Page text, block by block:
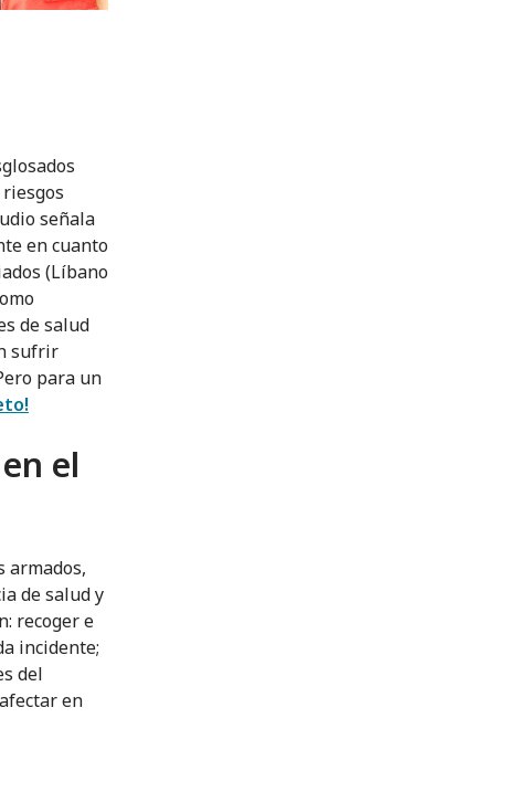
señala
en cuanto
(Líbano
de salud
sufrir
para un
el
armados,
de salud y
recoger e
incidente;
del
en